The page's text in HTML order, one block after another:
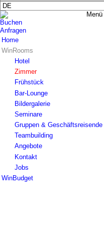
Buchen
Anfragen
Home
WinRooms
Hotel
Zimmer
Frühstück
Bar-Lounge
Bildergalerie
Seminare
Gruppen & Geschäftsreisende
Teambuilding
Angebote
Kontakt
Jobs
WinBudget